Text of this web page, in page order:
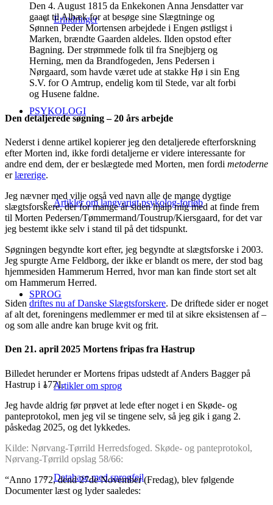
Erindringer
PSYKOLOGI
Artikler om langvarigt psykolog-forløb
SPROG
Artikler om sprog
Database med sprogfejl
Den 4. August 1815 da Enkekonen Anna Jensdatter var
gaaet til Albæk for at besøge sine Slægtninge og
Sønnen Peder Mortensen arbejdede i Engen østligst i
Marken, brændte Gaarden aldeles. Ilden opstod efter
Bagning. Der strømmede folk til fra Snejbjerg og
Herning, men da Brandfogeden, Jens Pedersen i
Nørgaard, som havde været ude at stakke Hø i sin Eng
S.V. for O Amtrup, endelig kom til Stede, var alt forbi
og Husene faldne.
Den detaljerede søgning – 20 års arbejde
Nederst i denne artikel kopierer jeg den detaljerede efterforskning
efter Morten ind, ikke fordi detaljerne er videre interessante for
andre end dem, der er beslægtede med Morten, men fordi metoderne
erlærerige.
Jeg nævner med vilje også ved navn alle de mange dygtige
slægtsforskere, der for mange år siden hjalp mig med at finde frem
til Morten Pedersen/Tømmermand/Toustrup/Kiersgaard, for det var
jeg bestemt ikke selv i stand til på det tidspunkt.
Søgningen begyndte kort efter, jeg begyndte at slægtsforske i 2003.
Jeg spurgte Arne Feldborg, der ikke er blandt os mere, der stod bag
hjemmesiden Hammerum Herred, hvor man kan finde stort set alt
om Hammerum Herred.
Siden driftes nu af Danske Slægtsforskere. De driftede sider er noget
af alt det, foreningens medlemmer er med til at sikre eksistensen af –
og som alle andre kan bruge kvit og frit.
Den 21. april 2025 Mortens fripas fra Hastrup
Billedet herunder er Mortens fripas udstedt af Anders Bagger på
Hastrup i 1771.
Jeg havde aldrig før prøvet at lede efter noget i en Skøde- og
panteprotokol, men jeg vil se tingene selv, så jeg gik i gang 2.
påskedag 2025, og det lykkedes.
Kilde: Nørvang-Tørrild Herredsfoged. Skøde- og panteprotokol,
Nørvang-Tørrild opslag 58/66:
“Anno 1772, dend 27de November (Fredag), blev følgende
Documenter læst og lyder saaledes: